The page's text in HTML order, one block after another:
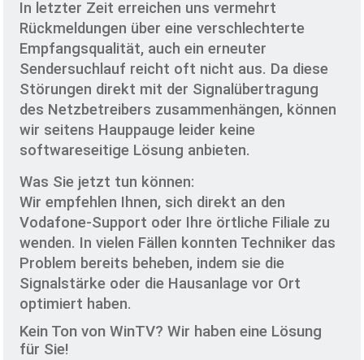
In letzter Zeit erreichen uns vermehrt
Rückmeldungen über eine verschlechterte
Empfangsqualität, auch ein erneuter
Sendersuchlauf reicht oft nicht aus. Da diese
Störungen direkt mit der Signalübertragung
des Netzbetreibers zusammenhängen, können
wir seitens Hauppauge leider keine
softwareseitige Lösung anbieten.
Was Sie jetzt tun können:
Wir empfehlen Ihnen, sich direkt an den
Vodafone-Support oder Ihre örtliche Filiale zu
wenden. In vielen Fällen konnten Techniker das
Problem bereits beheben, indem sie die
Signalstärke oder die Hausanlage vor Ort
optimiert haben.
Kein Ton von WinTV? Wir haben eine Lösung
für Sie!